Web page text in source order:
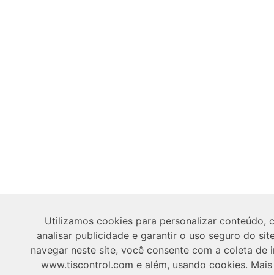
Utilizamos cookies para personalizar conteúdo,
analisar publicidade e garantir o uso seguro do
navegar neste site, você consente com a coleta de
www.tiscontrol.com e além, usando cookies.